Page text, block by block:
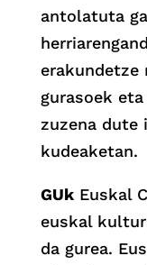
antolatuta
erakundetze
gurasoek
zuzena dute
kudeaketan.
GUkEuskal
euskal
da gurea.